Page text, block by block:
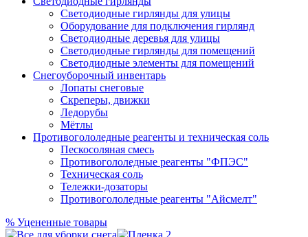
Светодиодные гирлянды для улицы
Оборудование для подключения гирлянд
Светодиодные деревья для улицы
Светодиодные гирлянды для помещений
Светодиодные элементы для помещений
Снегоуборочный инвентарь
Лопаты снеговые
Скреперы, движки
Ледорубы
Мётлы
Противогололедные реагенты и техническая соль
Пескосоляная смесь
Противогололедные реагенты "ФПЭС"
Техническая соль
Тележки-дозаторы
Противогололедные реагенты "Айсмелт"
% Уцененные товары